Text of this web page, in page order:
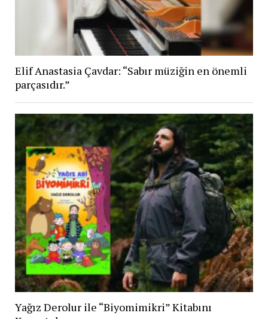
Elif Anastasia Çavdar: “Sabır müziğin en önemli
parçasıdır.”
Yağız Derolur ile “Biyomimikri” Kitabını